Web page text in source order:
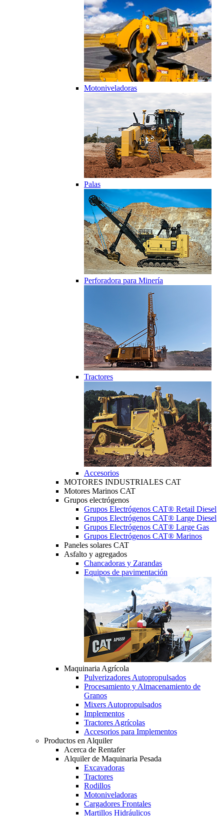
Motoniveladoras
Palas
Perforadora para Minería
Tractores
Accesorios
MOTORES INDUSTRIALES CAT
Motores Marinos CAT
Grupos electrógenos
Grupos Electrógenos CAT® Retail Diesel
Grupos Electrógenos CAT® Large Diesel
Grupos Electrógenos CAT® Large Gas
Grupos Electrógenos CAT® Marinos
Paneles solares CAT
Asfalto y agregados
Chancadoras y Zarandas
Equipos de pavimentación
Maquinaria Agrícola
Pulverizadores Autopropulsados
Procesamiento y Almacenamiento de
Granos
Mixers Autopropulsados
Implementos
Tractores Agrícolas
Accesorios para Implementos
Productos en Alquiler
Acerca de Rentafer
Alquiler de Maquinaria Pesada
Excavadoras
Tractores
Rodillos
Motoniveladoras
Cargadores Frontales
Martillos Hidráulicos